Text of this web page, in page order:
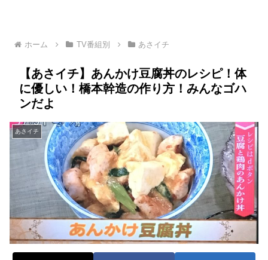
ホーム TV番組別 あさイチ
【あさイチ】あんかけ豆腐丼のレシピ！体
に優しい！橋本幹造の作り方！みんなゴハ
ンだよ
あさイチ